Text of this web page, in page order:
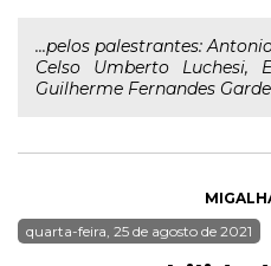
...pelos palestrantes:
Celso Umberto Luchesi,
Guilherme Fernandes
quarta-feira, 25 de agosto de 2021